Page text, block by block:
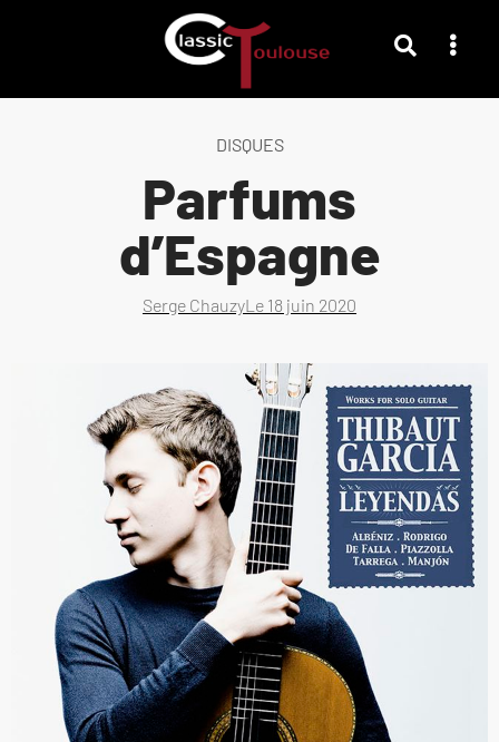
DISQUES
Parfums
d’Espagne
Serge ChauzyLe 18 juin 2020